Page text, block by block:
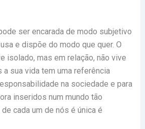
ser encarada de modo subjetivo
e dispõe do modo que quer. O
isolado, mas em relação, não vive
a sua vida tem uma referência
na sociedade e para
inseridos num mundo tão
cada um de nós é única é